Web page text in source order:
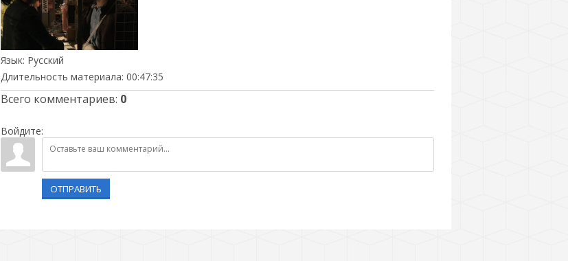
Язык: Русский
Длительность материала: 00:47:35
Всего комментариев: 0
Войдите:
ОТПРАВИТЬ